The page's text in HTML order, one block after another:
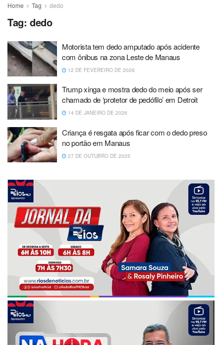
Home Tag dedo
Tag: dedo
Motorista tem dedo amputado após acidente
com ônibus na zona Leste de Manaus
12 DE FEVEREIRO DE 2026
Trump xinga e mostra dedo do meio após ser
chamado de ‘protetor de pedófilo’ em Detroit
14 DE JANEIRO DE 2026
Criança é resgata após ficar com o dedo preso
no portão em Manaus
27 DE OUTUBRO DE 2025